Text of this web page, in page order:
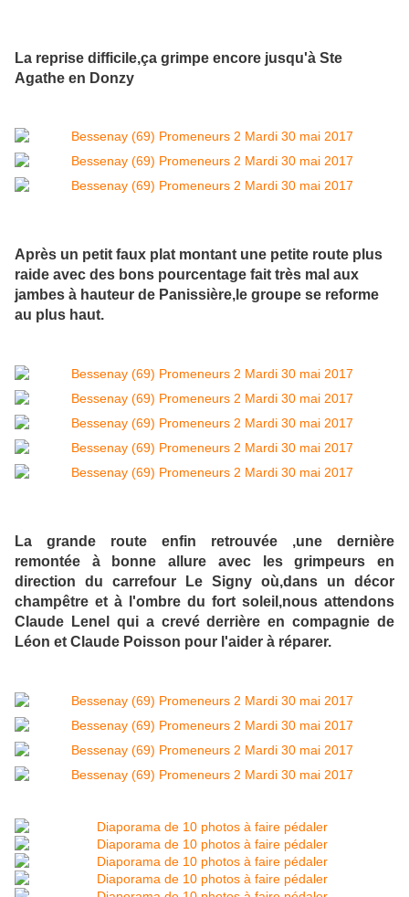
La reprise difficile,ça grimpe encore jusqu'à Ste
Agathe en Donzy
Après un petit faux plat montant une petite route plus
raide avec des bons pourcentage fait très mal aux
jambes à hauteur de Panissière,le groupe se reforme
au plus haut.
La grande route enfin retrouvée ,une dernière
remontée à bonne allure avec les grimpeurs en
direction du carrefour Le Signy où,dans un décor
champêtre et à l'ombre du fort soleil,nous attendons
Claude Lenel qui a crevé derrière en compagnie de
Léon et Claude Poisson pour l'aider à réparer.